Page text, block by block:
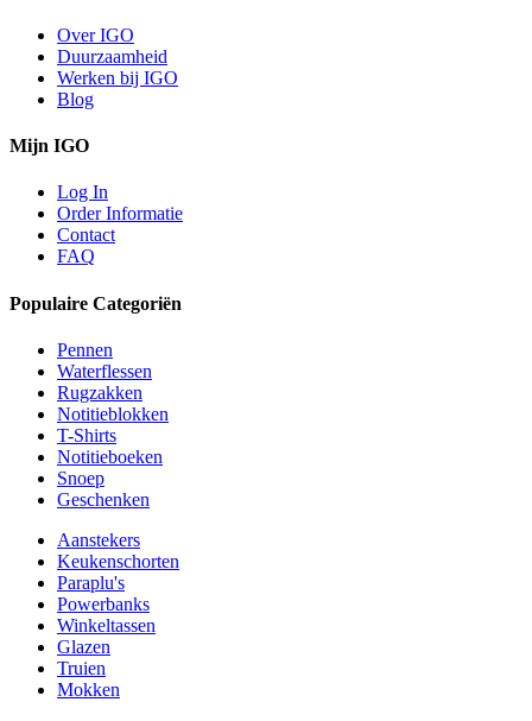
Over IGO
Duurzaamheid
Werken bij IGO
Blog
Mijn IGO
Log In
Order Informatie
Contact
FAQ
Populaire Categoriën
Pennen
Waterflessen
Rugzakken
Notitieblokken
T-Shirts
Notitieboeken
Snoep
Geschenken
Aanstekers
Keukenschorten
Paraplu's
Powerbanks
Winkeltassen
Glazen
Truien
Mokken